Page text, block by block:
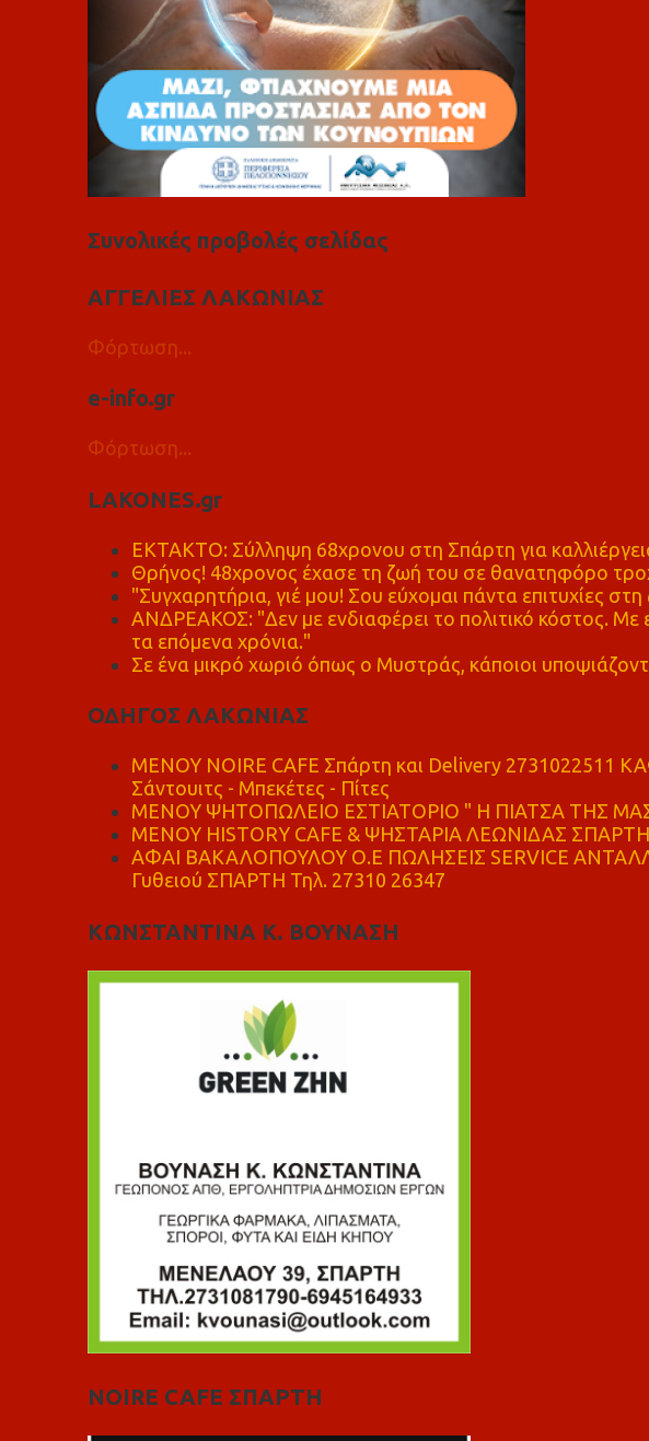
Συνολικές προβολές σελίδας
ΑΓΓΕΛΙΕΣ ΛΑΚΩΝΙΑΣ
Φόρτωση...
e-info.gr
Φόρτωση...
LAKONES.gr
ΕΚΤΑΚΤΟ: Σύλληψη 68χρονου στη Σπάρτη για
Θρήνος! 48χρονος έχασε τη ζωή του σε θανατηφόρο
"Συγχαρητήρια, γιέ μου! Σου εύχομαι πάντα επιτυχίες
ΑΝΔΡΕΑΚΟΣ: "Δεν με ενδιαφέρει το πολιτικό κόστος. Με
τα επόμενα χρόνια."
Σε ένα μικρό χωριό όπως ο Μυστράς, κάποιοι
ΟΔΗΓΟΣ ΛΑΚΩΝΙΑΣ
MENOY NOIRE CAFE Σπάρτη και Delivery
Σάντουιτς - Μπεκέτες - Πίτες
ΜΕΝΟΥ ΨΗΤΟΠΩΛΕΙΟ ΕΣΤΙΑΤΟΡΙΟ " Η ΠΙΑΤΣΑ ΤΗΣ
ΜΕΝΟΥ HISTORY CAFE & ΨΗΣΤΑΡΙΑ ΛΕΩΝΙΔΑΣ ΣΠΑΡΤΗ
ΑΦΑΙ ΒΑΚΑΛΟΠΟΥΛΟΥ Ο.Ε ΠΩΛΗΣΕΙΣ SERVICE
Γυθειού ΣΠΑΡΤΗ Τηλ. 27310 26347
ΚΩΝΣΤΑΝΤΙΝΑ Κ. ΒΟΥΝΑΣΗ
NOIRE CAFE ΣΠΑΡΤΗ